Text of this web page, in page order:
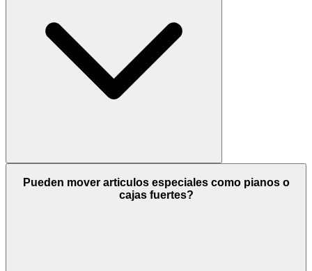
Pueden mover articulos especiales como pianos o
cajas fuertes?